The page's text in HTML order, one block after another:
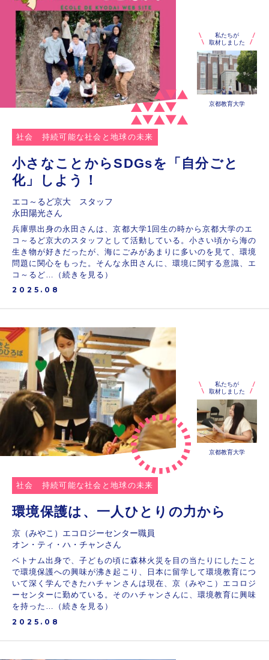
社会 持続可能な社会と地球の未来
小さなことからSDGsを「自分ごと
化」しよう！
エコ～るど京大 スタッフ
永田陽光さん
兵庫県出身の永田さんは、京都大学1回生の時から京都大学のエ
コ～るど京大のスタッフとして活動している。小さい頃から海の
生き物が好きだったが、海にごみがあまりに多いのを見て、環境
問題に関心をもった。そんな永田さんに、環境に関する意識、エ
コ～るど…（続きを見る）
2025.08
私たちが
取材しました
京都教育大学
社会 持続可能な社会と地球の未来
環境保護は、一人ひとりの力から
京（みやこ）エコロジーセンター職員
オン・ティ・ハ・チャンさん
ベトナム出身で、子どもの頃に森林火災を目の当たりにしたこと
で環境保護への興味が沸き起こり、日本に留学して環境教育につ
いて深く学んできたハチャンさんは現在、京（みやこ）エコロジ
ーセンターに勤めている。そのハチャンさんに、環境教育に興味
を持った…（続きを見る）
2025.08
私たちが
取材しました
京都教育大学